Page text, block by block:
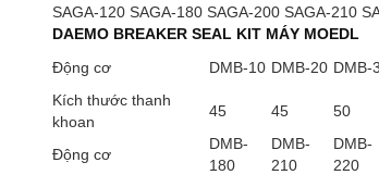
SAGA-120 SAGA-180 SAGA-200 SAGA-210
DAEMO BREAKER SEAL KIT MÁY MOEDL
Động cơ
DMB-10 DMB-20 DMB-
Kích thước thanh
khoan
45 45 50
Động cơ
DMB-
180
DMB-
210
DMB-
220